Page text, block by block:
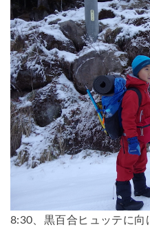
8:30、黒百合ヒュッテに